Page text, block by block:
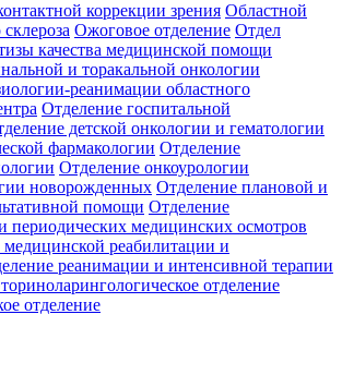
коррекции зрения Областной
Ожоговое отделение Отдел
качества медицинской помощи
и торакальной онкологии
реанимации областного
Отделение госпитальной
детской онкологии и гематологии
фармакологии Отделение
Отделение онкоурологии
новорожденных Отделение плановой и
помощи Отделение
периодических медицинских осмотров
реабилитации и
реанимации и интенсивной терапии
отделение
отделение